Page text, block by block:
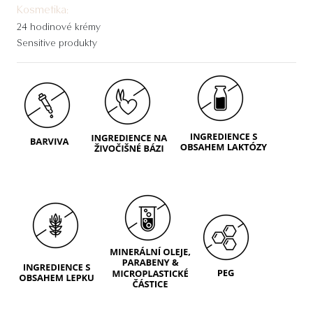
Kosmetika:
24 hodinové krémy
Sensitive produkty